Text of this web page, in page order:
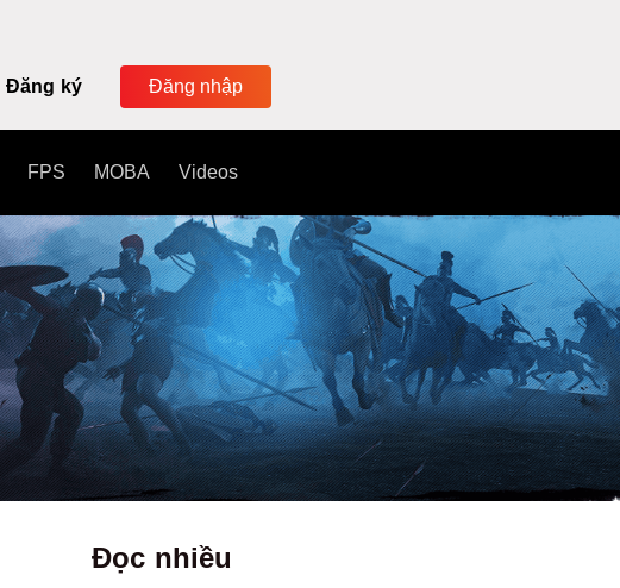
Đăng ký Đăng nhập
FPS MOBA Videos
Đọc nhiều